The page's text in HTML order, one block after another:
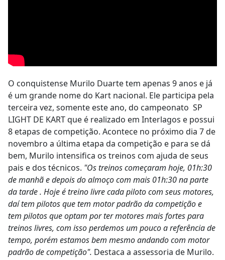
O conquistense Murilo Duarte tem apenas 9 anos e já
é um grande nome do Kart nacional. Ele participa pela
terceira vez, somente este ano, do campeonato SP
LIGHT DE KART que é realizado em Interlagos e possui
8 etapas de competição. Acontece no próximo dia 7 de
novembro a última etapa da competição e para se dá
bem, Murilo intensifica os treinos com ajuda de seus
pais e dos técnicos. "Os treinos começaram hoje, 01h:30
de manhã e depois do almoço com mais 01h:30 na parte
da tarde . Hoje é treino livre cada piloto com seus motores,
daí tem pilotos que tem motor padrão da competição e
tem pilotos que optam por ter motores mais fortes para
treinos livres, com isso perdemos um pouco a referência de
tempo, porém estamos bem mesmo andando com motor
padrão de competição". Destaca a assessoria de Murilo.